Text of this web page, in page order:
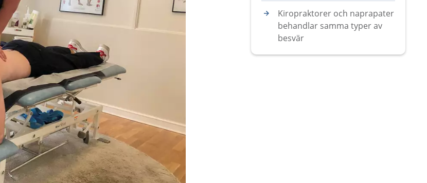
Kiropraktorer och naprapater
behandlar samma typer av
besvär